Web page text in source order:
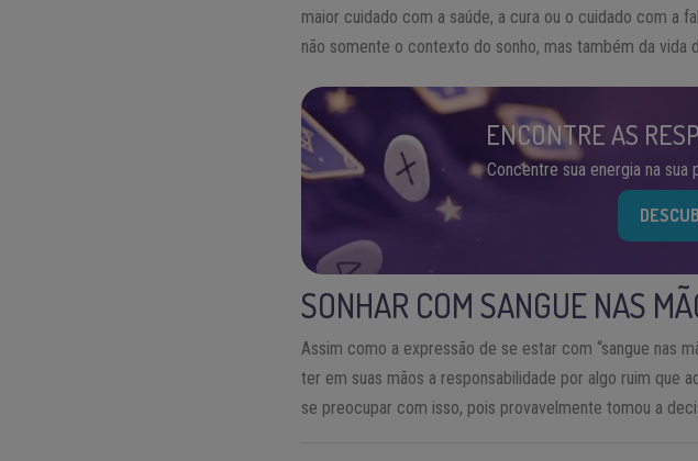
maior cuidado com a saúde, a cura ou o cuidado com a
não somente o contexto do sonho, mas também da vida
ENCONTRE AS
Concentre sua energia na
SONHAR COM SANGUE NAS
Assim como a expressão de se estar com “sangue nas
ter em suas mãos a responsabilidade por algo ruim que
se preocupar com isso, pois provavelmente tomou a